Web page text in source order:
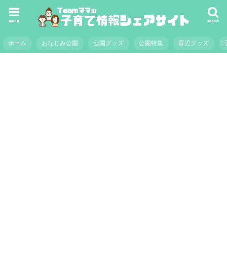
search
menu
ホーム おなじみ公園 公園グッズ 公園特集 育児グッズ